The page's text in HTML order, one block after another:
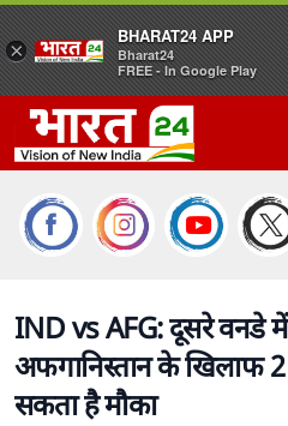
IND vs AFG: दूसरे वनडे में
अफगानिस्तान के खिलाफ 2
सकता है मौका
×
BHARAT24 APP
Bharat24
FREE - In Google Play